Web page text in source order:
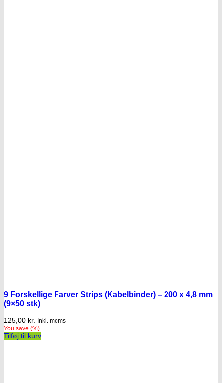
9 Forskellige Farver Strips (Kabelbinder) – 200 x 4,8 mm
(9×50 stk)
125,00 kr. Inkl. moms
You save (%)
Tilføj til kurv